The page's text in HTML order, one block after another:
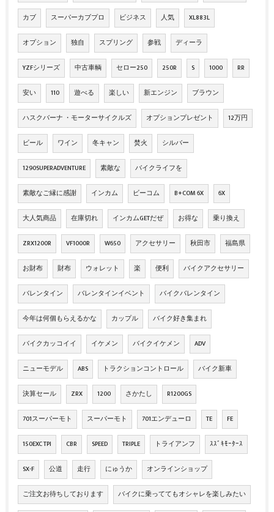
カブ スーパーカブプロ ビジネス 人気 XL883L
オプション 独自 スプリング 参戦 ディーラ
YZFシリーズ 中古車輌 セロー250 250R S 1000 RR
安い 110 遊べる 楽しい 新エンジン ブラウン
ハスクバーナ ・モーターサイクルズ オプションプレゼント 12万円
ビール ワイン 冬キャン 焚火 シルバー
1290SUPERADVENTURE 素敵な バイクライフを
素敵なご縁に感謝 インカム ビーコム B+COM 6X 6X
大人気商品 在庫切れ インカムGETだぜ お得な 乗り換え
ZRX1200R VF1000R W650 アクセサリー 秋田市 福島県
お財布 財布 ウォレット 楽 便利 バイクアクセサリー
バレンタイン バレンタインイベント バイクバレンタイン
今年は何個もらえるかな カップル バイク好き集まれ
バイクカッコイイ イケメン バイクイケメン ADV
ニューモデル ABS トラクションコントロール バイク新車
決算セール ZRX 1200 さかたし R1200GS
701スーパーモト スーパーモト 701エンデューロ TE FE
150EXC TPI CBR SPEED TRIPLE トライアンフ ｽｽﾞｷﾓｰﾀｰｽ
SX-F 公道 走行 にゅうか オンラインショップ
ご注文お待ちしております バイクに乗っててもオシャレを楽しみたい